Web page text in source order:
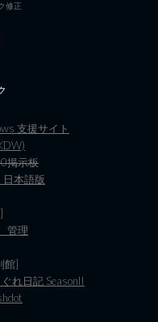
修正
支援サイト
掲示板
本語版
管理
館]
れ日記 SeasonII